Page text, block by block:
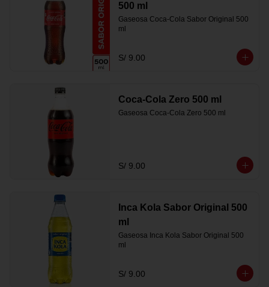
500 ml
Gaseosa Coca-Cola Sabor Original 500
ml
S/ 9.00
Coca-Cola Zero 500 ml
Gaseosa Coca-Cola Zero 500 ml
S/ 9.00
Inca Kola Sabor Original 500
ml
Gaseosa Inca Kola Sabor Original 500
ml
S/ 9.00